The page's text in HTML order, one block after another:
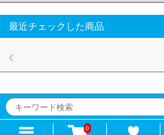
最近チェックした商品
0